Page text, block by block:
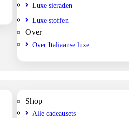
Luxe sieraden
Luxe stoffen
Over
Over Italiaanse luxe
Shop
Alle cadeausets